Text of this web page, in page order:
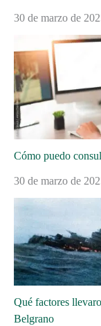
30 de marzo de
Cómo puedo
30 de marzo de
Qué factores
Belgrano